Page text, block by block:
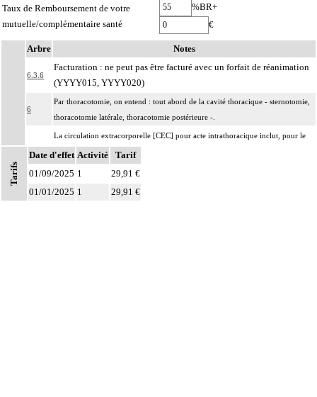
Taux de Remboursement de votre
mutuelle/complémentaire santé
%BR+
€
Notes
Arbre Notes
6.3.6
Facturation : ne peut pas être facturé avec un forfait de réanimation
(YYYY015, YYYY020)
6
Par thoracotomie, on entend : tout abord de la cavité thoracique - sternotomie,
thoracotomie latérale, thoracotomie postérieure -.
La circulation extracorporelle [CEC] pour acte intrathoracique inclut, pour le
chirurgien, l'installation, la conduite de la circulation extracorporelle, et son
ablation. Elle inclut les responsabilités suivantes :
- pose et ablation des canules
Tarifs
Date d'effet Activité
Tarif
01/09/2025 1
29,91 €
01/01/2025 1 29,91 €